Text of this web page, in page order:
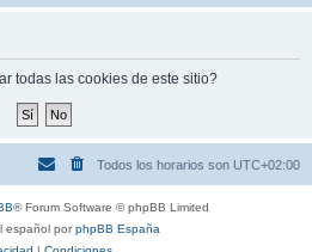
todas las cookies de este sitio?
Todos los horarios son UTC+02:00
® Forum Software © phpBB Limited
español porphpBB España